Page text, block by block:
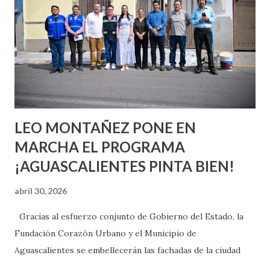
aprender y nuevas experiencias que conocer. Si eres una
chica y aún no has tenido relaciones sexuales, tal vez
pienses que el sexo será increíble y no puedas esperar para
experimentarlo, pero como cualquier persona con
experiencia te dirá, siempre es mejor cuando ambas partes
son suficientemen...
LEO MONTAÑEZ PONE EN
MARCHA EL PROGRAMA
¡AGUASCALIENTES PINTA BIEN!
abril 30, 2026
Gracias al esfuerzo conjunto de Gobierno del Estado, la
Fundación Corazón Urbano y el Municipio de
Aguascalientes se embellecerán las fachadas de la ciudad